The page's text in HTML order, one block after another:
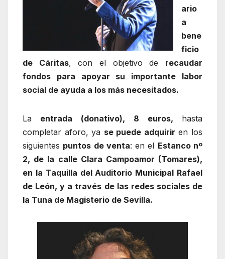
ario
a
bene
ficio
de Cáritas, con el objetivo de recaudar
fondos para apoyar su importante labor
social de ayuda a los más necesitados.
La entrada (donativo), 8 euros, hasta
completar aforo, ya se puede adquirir en los
siguientes puntos de venta: en el Estanco nº
2, de la calle Clara Campoamor (Tomares),
en la Taquilla del Auditorio Municipal Rafael
de León, y a través de las redes sociales de
la Tuna de Magisterio de Sevilla.